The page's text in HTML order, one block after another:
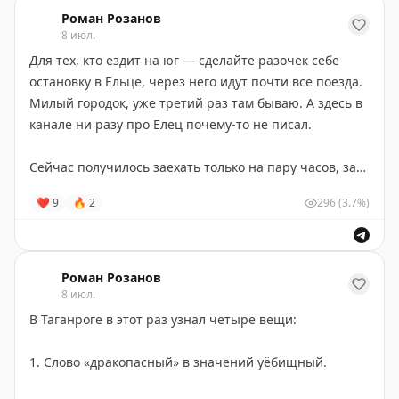
приободрилась. В свои почти 80 занимается
огородами, курями и хозяйством. И молится за нас
постоянно.
https://t.me/romanrozanov/7358
Роман Розанов
8 июл.
Для тех, кто ездит на юг — сделайте разочек себе
остановку в Ельце, через него идут почти все поезда.
Милый городок, уже третий раз там бываю. А здесь в
канале ни разу про Елец почему-то не писал.
Сейчас получилось заехать только на пару часов, зато
коллаб с Елецким кружевом. Выпил кофе по-елецки:
Вообще в Ельце приятно погулять по центру,
посмотреть огромный
архитектора Тона, который строил ХХС в Москве и
память жертв Тамерлана, погибших в 14 веке — я
❤ 9 🔥 2 296 (3.7%)
Роман Розанов
8 июл.
В Таганроге в этот раз узнал четыре вещи:
1. Слово «дракопасный» в значений уёбищный.